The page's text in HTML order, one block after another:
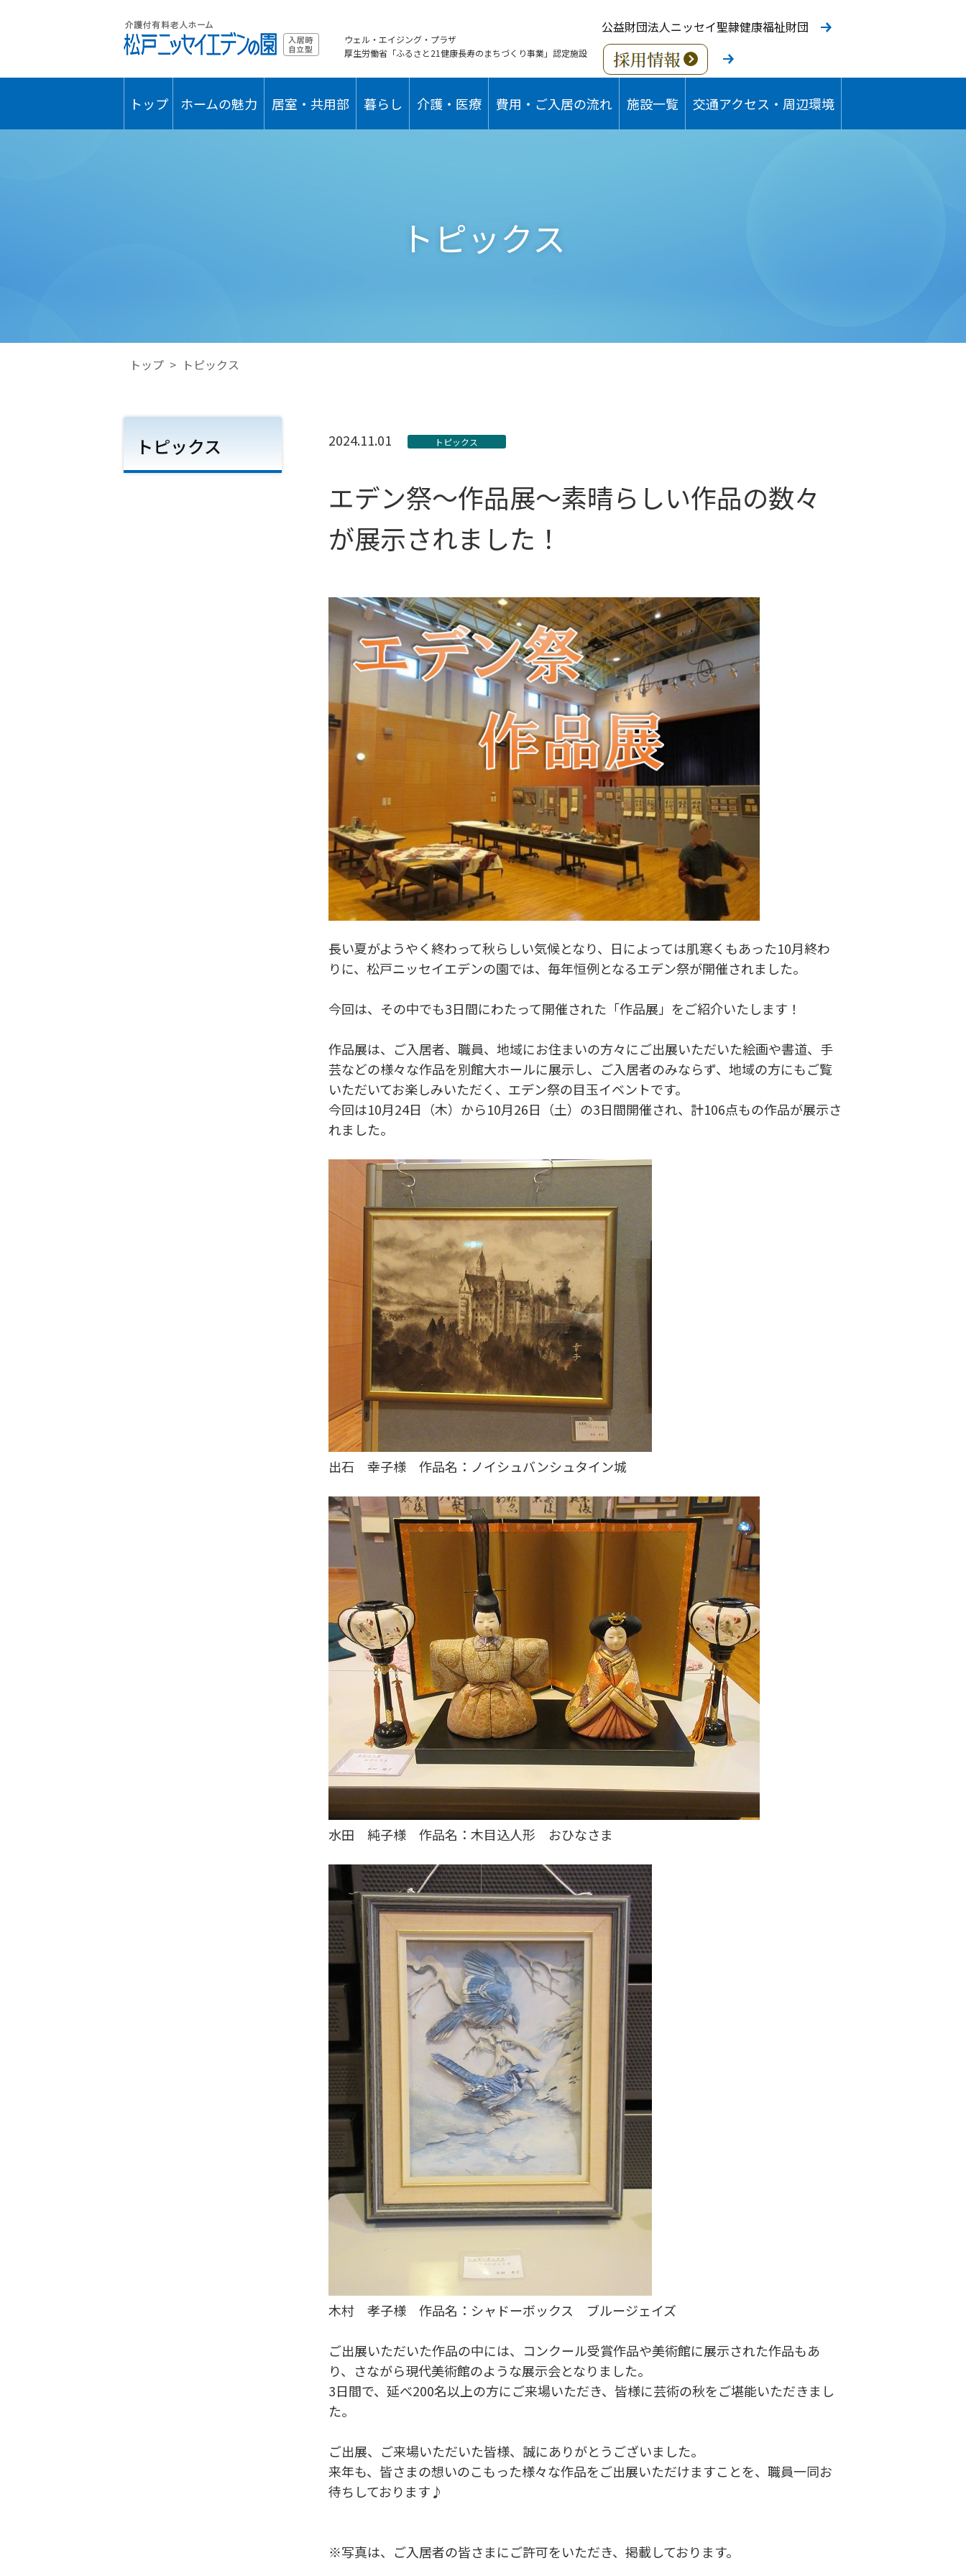
公益財団法人ニッセイ聖隷健康福祉財団
ウェル・エイジング・プラザ
厚生労働省「ふるさと21健康長寿のまちづくり事業」認定施設
トップ ホームの魅力 居室・共用部 暮らし 介護・医療 費用・ご入居の流れ 施設一覧 交通アクセス・周辺環境
トピックス
トップ > トピックス
2024.11.01 トピックス
エデン祭～作品展～素晴らしい作品の数々
が展示されました！
長い夏がようやく終わって秋らしい気候となり、日によっては肌寒くもあった10月終わ
りに、松戸ニッセイエデンの園では、毎年恒例となるエデン祭が開催されました。
今回は、その中でも3日間にわたって開催された「作品展」をご紹介いたします！
作品展は、ご入居者、職員、地域にお住まいの方々にご出展いただいた絵画や書道、手
芸などの様々な作品を別館大ホールに展示し、ご入居者のみならず、地域の方にもご覧
いただいてお楽しみいただく、エデン祭の目玉イベントです。
今回は10月24日（木）から10月26日（土）の3日間開催され、計106点もの作品が展示さ
れました。
出石 幸子様 作品名：ノイシュバンシュタイン城
水田 純子様 作品名：木目込人形 おひなさま
木村 孝子様 作品名：シャドーボックス ブルージェイズ
ご出展いただいた作品の中には、コンクール受賞作品や美術館に展示された作品もあ
り、さながら現代美術館のような展示会となりました。
3日間で、延べ200名以上の方にご来場いただき、皆様に芸術の秋をご堪能いただきまし
た。
ご出展、ご来場いただいた皆様、誠にありがとうございました。
来年も、皆さまの想いのこもった様々な作品をご出展いただけますことを、職員一同お
待ちしております♪
※写真は、ご入居者の皆さまにご許可をいただき、掲載しております。
トピックス